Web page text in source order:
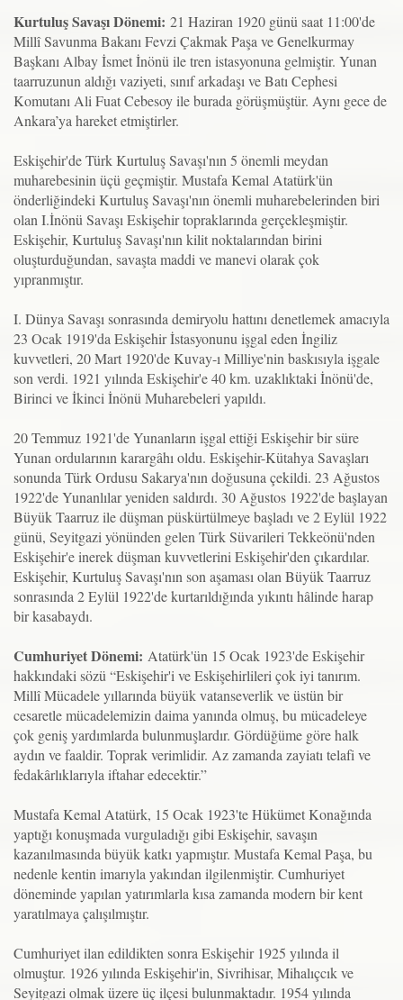
Kurtuluş Savaşı Dönemi: 21 Haziran 1920 günü saat 11:00'de
Millî Savunma Bakanı Fevzi Çakmak Paşa ve Genelkurmay
Başkanı Albay İsmet İnönü ile tren istasyonuna gelmiştir. Yunan
taarruzunun aldığı vaziyeti, sınıf arkadaşı ve Batı Cephesi
Komutanı Ali Fuat Cebesoy ile burada görüşmüştür. Aynı gece de
Ankara’ya hareket etmiştirler.
Eskişehir'de Türk Kurtuluş Savaşı'nın 5 önemli meydan
muharebesinin üçü geçmiştir. Mustafa Kemal Atatürk'ün
önderliğindeki Kurtuluş Savaşı'nın önemli muharebelerinden biri
olan I.İnönü Savaşı Eskişehir topraklarında gerçekleşmiştir.
Eskişehir, Kurtuluş Savaşı'nın kilit nok­talarından birini
oluşturduğundan, savaşta maddi ve manevi olarak çok
yıpranmıştır.
I. Dünya Savaşı sonrasında demiryolu hattını denetlemek amacıyla
23 Ocak 1919'da Eskişehir İstasyonunu işgal eden İngiliz
kuvvetleri, 20 Mart 1920'de Kuvay-ı Milliye'nin baskısıyla işgale
son verdi. 1921 yılında Eskişehir'e 40 km. uzaklıktaki İnönü'de,
Birinci ve İkinci İnönü Muharebeleri yapıldı.
20 Temmuz 1921'de Yunanların işgal ettiği Eskişehir bir süre
Yunan ordularının karargâhı oldu. Eskişehir-Kütahya Savaşları
sonunda Türk Ordusu Sakarya'nın doğusuna çekildi. 23 Ağustos
1922'de Yunanlılar yeniden saldırdı. 30 Ağustos 1922'de başlayan
Büyük Taarruz ile düşman püskürtülmeye başladı ve 2 Eylül 1922
günü, Seyitgazi yönünden gelen Türk Süvarileri Tekkeönü'nden
Eskişehir'e inerek düşman kuvvetlerini Eskişehir'den çıkardılar.
Eskişehir, Kurtuluş Savaşı'nın son aşaması olan Büyük Taarruz
sonrasında 2 Eylül 1922'de kurtarıldığında yıkıntı hâlinde harap
bir kasabaydı.
Cumhuriyet Dönemi: Atatürk'ün 15 Ocak 1923'de Eskişehir
hakkındaki sözü “Eskişehir'i ve Eskişehirlileri çok iyi tanırım.
Millî Mücadele yıllarında büyük vatanseverlik ve üstün bir
cesaretle mücadelemizin daima yanında olmuş, bu mücadeleye
çok geniş yardımlarda bulunmuşlardır. Gördüğüme göre halk
aydın ve faaldir. Toprak verimlidir. Az zamanda zayiatı telafi ve
fedakârlıklarıyla iftahar edecektir.”
Mustafa Kemal Atatürk, 15 Ocak 1923'te Hükümet Konağında
yaptığı konuşmada vurguladığı gibi Eskişehir, savaşın
kazanılmasında büyük katkı yapmıştır. Mustafa Kemal Paşa, bu
nedenle kentin imarıyla yakından ilgilenmiştir. Cumhuriyet
döneminde yapılan yatırımlarla kısa zamanda modern bir kent
yaratılmaya çalışılmıştır.
Cumhuriyet ilan edildikten sonra Eskişehir 1925 yılında il
olmuştur. 1926 yılında Eskişehir'in, Sivrihisar, Mihalıçcık ve
Seyitgazi olmak üzere üç ilçesi bulunmaktadır. 1954 yılında